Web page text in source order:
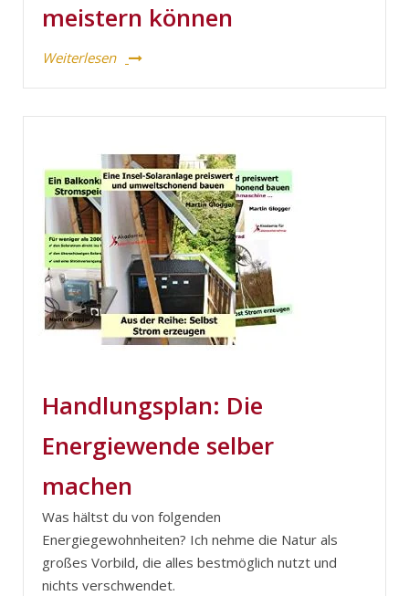
meistern können
Weiterlesen
Handlungsplan: Die
Energiewende selber
machen
Was hältst du von folgenden
Energiegewohnheiten? Ich nehme die Natur als
großes Vorbild, die alles bestmöglich nutzt und
nichts verschwendet.